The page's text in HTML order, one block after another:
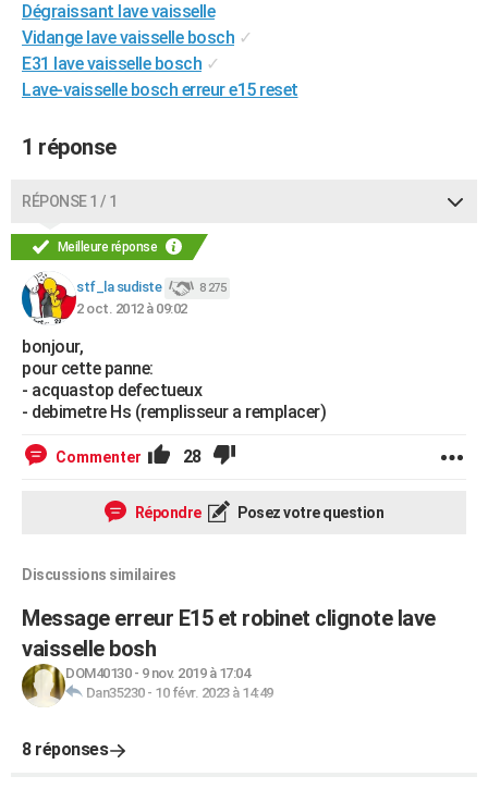
Dictionnaire
Biographies
Citations
Expressions
Proverbes
PROGRAMME TV
COPAINS D'AVANT
S'inscrire
Se connecter
Lycées
Collèges
Primaires
Universités
Entreprises
Service militaire
Avis de recherche
FORUM
Dégraissant lave vaisselle
Vidange lave vaisselle bosch ✓
E31 lave vaisselle bosch ✓
Lave-vaisselle bosch erreur e15 reset
1 réponse
RÉPONSE 1 / 1
Meilleure réponse
stf_la sudiste 8 275
2 oct. 2012 à 09:02
bonjour,
pour cette panne:
- acquastop defectueux
- debimetre Hs (remplisseur a remplacer)
Commenter 28
Répondre Posez votre question
Discussions similaires
Message erreur E15 et robinet clignote lave
vaisselle bosh
DOM40130- 9 nov. 2019 à 17:04
Dan35230- 10 févr. 2023 à 14:49
8 réponses